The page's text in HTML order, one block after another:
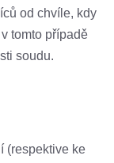
od chvíle, kdy
tomto případě
soudu.
(respektive ke